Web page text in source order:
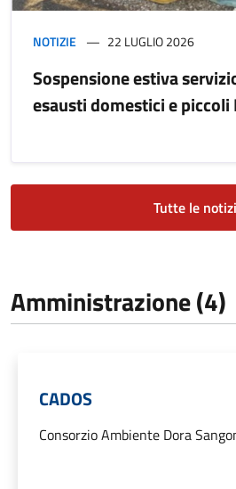
NOTIZIE 22 LUGLIO 2026
Sospensione estiva
esausti domestici e piccoli
Tutte le
Amministrazione (4)
CADOS
Consorzio Ambiente Dora